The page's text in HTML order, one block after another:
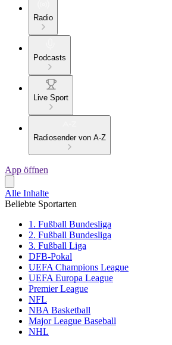
Radio
Podcasts
Live Sport
Radiosender von A-Z
App öffnen
Alle Inhalte
Beliebte Sportarten
1. Fußball Bundesliga
2. Fußball Bundesliga
3. Fußball Liga
DFB-Pokal
UEFA Champions League
UEFA Europa League
Premier League
NFL
NBA Basketball
Major League Baseball
NHL